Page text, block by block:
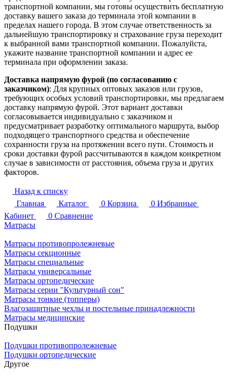
транспортной компании, мы готовы осуществить бесплатную
доставку вашего заказа до терминала этой компании в
пределах нашего города. В этом случае ответственность за
дальнейшую транспортировку и страхование груза переходит
к выбранной вами транспортной компании. Пожалуйста,
укажите название транспортной компании и адрес ее
терминала при оформлении заказа.
Доставка напрямую фурой (по согласованию с
заказчиком): Для крупных оптовых заказов или грузов,
требующих особых условий транспортировки, мы предлагаем
доставку напрямую фурой. Этот вариант доставки
согласовывается индивидуально с заказчиком и
предусматривает разработку оптимального маршрута, выбор
подходящего транспортного средства и обеспечение
сохранности груза на протяжении всего пути. Стоимость и
сроки доставки фурой рассчитываются в каждом конкретном
случае в зависимости от расстояния, объема груза и других
факторов.
Назад к списку
Главная
Каталог 0 Корзина 0 Избранные
Кабинет
0 Сравнение
Матрасы
Матрасы противопролежневые
Матрасы секционные
Матрасы специальные
Матрасы универсальные
Матрасы ортопедические
Матрасы серии "Культурный сон"
Матрасы тонкие (топперы)
Влагозащитные чехлы и постельные принадлежности
Матрасы медицинские
Подушки
Подушки противопролежневые
Подушки ортопедические
Другое